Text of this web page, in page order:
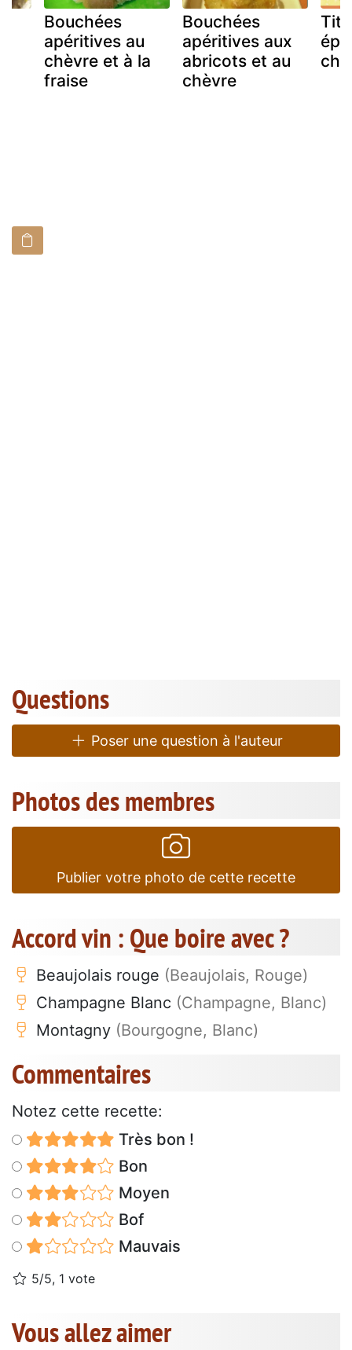
Bouchées
apéritives au
chèvre et à la
fraise
Bouchées
apéritives aux
abricots et au
chèvre
Tit
Questions
Poser une question à l'auteur
Photos des membres
Publier votre photo de cette recette
Accord vin : Que boire avec ?
Beaujolais rouge (Beaujolais, Rouge)
Champagne Blanc (Champagne, Blanc)
Montagny (Bourgogne, Blanc)
Commentaires
Notez cette recette:
Très bon !
Bon
Moyen
Bof
Mauvais
5/5, 1 vote
Vous allez aimer